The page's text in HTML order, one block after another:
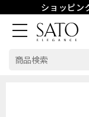
ショッピン
検